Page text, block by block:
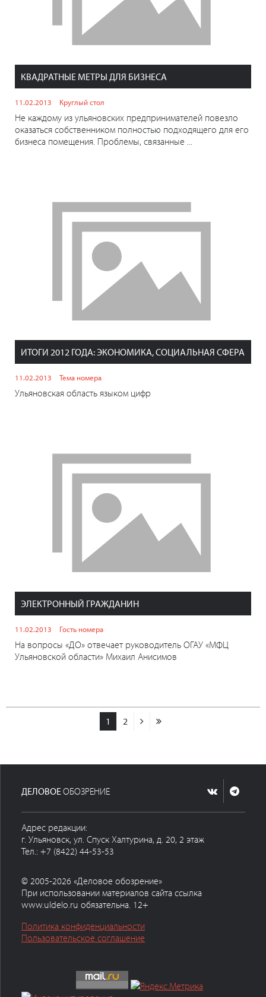
КВАДРАТНЫЕ МЕТРЫ ДЛЯ БИЗНЕСА
11.02.2013 Круглый стол
Не каждому из ульяновских предпринимателей повезло
оказаться собственником полностью подходящего для его
бизнеса помещения. Проблемы, связанные ...
ИТОГИ 2012 ГОДА: ЭКОНОМИКА, СОЦИАЛЬНАЯ СФЕРА
11.02.2013 Тема номера
Ульяновская область языком цифр
ЭЛЕКТРОННЫЙ ГРАЖДАНИН
11.02.2013 Гость номера
На вопросы «ДО» отвечает руководитель ОГАУ «МФЦ
Ульяновской области» Михаил Анисимов
1 2
ДЕЛОВОЕОБОЗРЕНИЕ
Адрес редакции:
г. Ульяновск, ул. Спуск Халтурина, д. 20, 2 этаж
Тел.: +7 (8422) 44-53-53
© 2005-2026 «Деловое обозрение»
При использовании материалов сайта ссылка
www.uldelo.ru обязательна. 12+
Политика конфиденциальности
Пользовательское соглашение